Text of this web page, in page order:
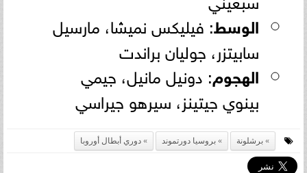
الوسط: فيليكس نميشا، مارسيل
سابيتزر، جوليان براندت
الهجوم: دونيل مانيل، جيمي
بينوي جيتينز، سيرهو جيراسي
برشلونة بروسيا دورتموند دوري أبطال أوروبا